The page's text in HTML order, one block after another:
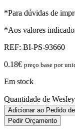
*Para dúvidas de
*Aos valores
REF: BI-PS-93660
0.18€ preço base por
Em stock
Quantidade de
Adicionar ao Pedido
Pedir Orçamento